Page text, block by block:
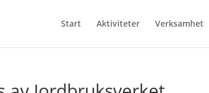
Start Aktiviteter Verksamhet